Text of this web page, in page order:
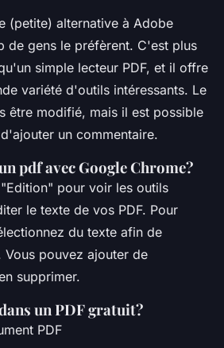
(petite) alternative à Adobe
de gens le préfèrent. C'est plus
simple lecteur PDF, et il offre
variété d'outils intéressants. Le
être modifié, mais il est possible
un commentaire.
pdf avec Google Chrome?
pour voir les outils
le texte de vos PDF. Pour
du texte afin de
pouvez ajouter de
supprimer.
un PDF gratuit?
PDF